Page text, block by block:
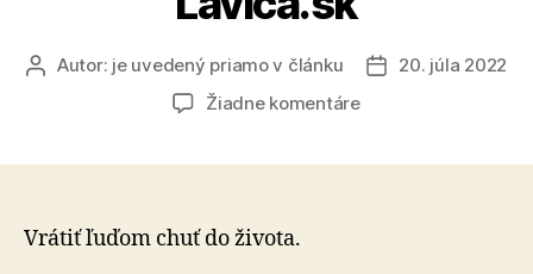
AutorAutor: je uvedený priamo v článku
Dátum
20. júla 2022
Žiadne komentárena
Vrátiť ľuďom chuť do života.